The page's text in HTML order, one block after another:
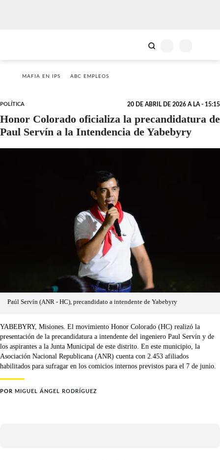
MAFIA EN IPS ABC EMPLEOS
POLÍTICA 20 DE ABRIL DE 2026 A LA - 15:15
Honor Colorado oficializa la precandidatura de
Paul Servín a la Intendencia de Yabebyry
Paúl Servín (ANR - HC), precandidato a intendente de Yabebyry
YABEBYRY, Misiones. El movimiento Honor Colorado (HC) realizó la
presentación de la precandidatura a intendente del ingeniero Paul Servín y de
los aspirantes a la Junta Municipal de este distrito. En este municipio, la
Asociación Nacional Republicana (ANR) cuenta con 2.453 afiliados
habilitados para sufragar en los comicios internos previstos para el 7 de junio.
POR MIGUEL ÁNGEL RODRÍGUEZ